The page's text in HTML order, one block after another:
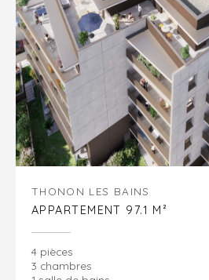
THONON LES BAINS
APPARTEMENT 97.1 M²
4 pièces
3 chambres